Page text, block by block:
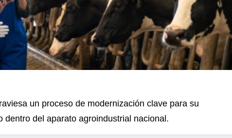
un proceso de modernización clave para su
del aparato agroindustrial nacional.